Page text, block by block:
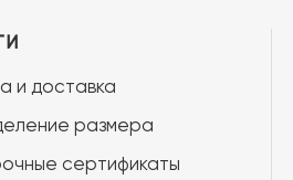
и доставка
размера
сертификаты